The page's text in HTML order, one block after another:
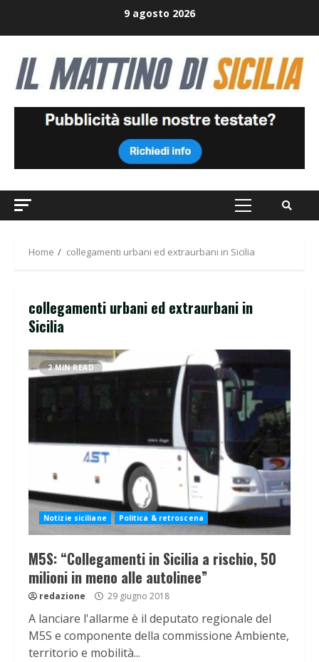
9 agosto 2026
Primary
Home collegamenti urbani ed extraurbani in Sicilia
collegamenti urbani ed extraurbani in
Sicilia
2 MIN READ
Notizie siciliane Politica & retroscena
M5S: “Collegamenti in Sicilia a rischio, 50
milioni in meno alle autolinee”
redazione 29 giugno 2018
A lanciare l'allarme è il deputato regionale del
M5S e componente della commissione Ambiente,
territorio e mobilità...